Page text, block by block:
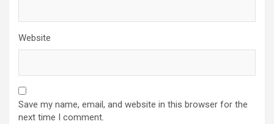
Website
Save my name, email, and website in this browser for the
next time I comment.